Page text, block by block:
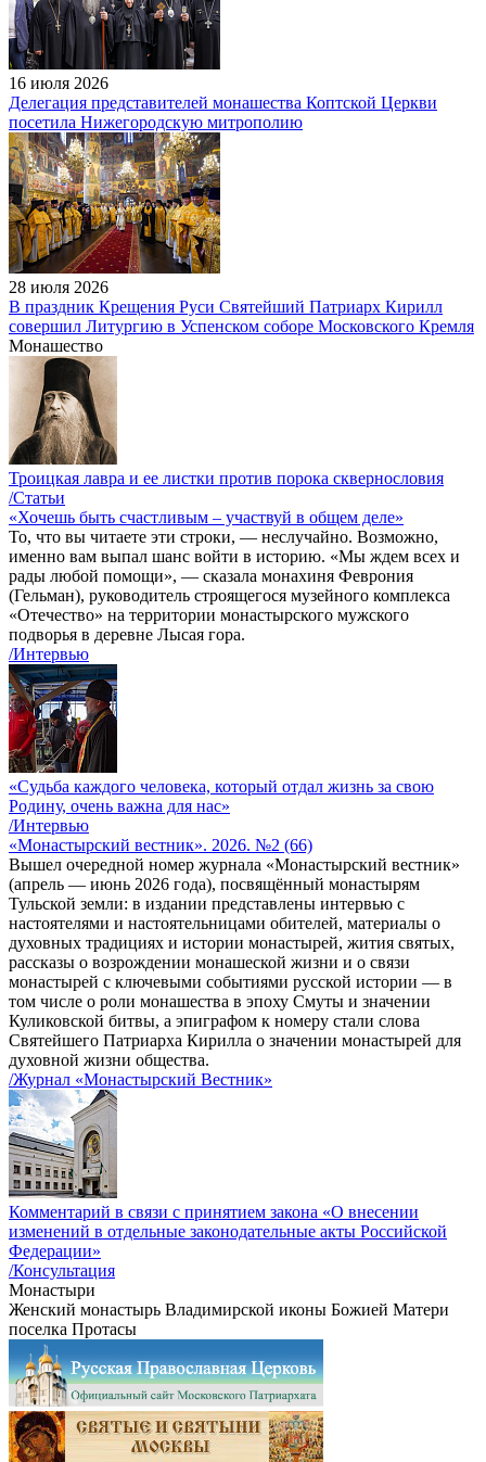
16 июля 2026
Делегация представителей монашества Коптской Церкви
посетила Нижегородскую митрополию
28 июля 2026
В праздник Крещения Руси Святейший Патриарх Кирилл
совершил Литургию в Успенском соборе Московского Кремля
Монашество
Троицкая лавра и ее листки против порока сквернословия
/Статьи
«Хочешь быть счастливым – участвуй в общем деле»
То, что вы читаете эти строки, — неслучайно. Возможно,
именно вам выпал шанс войти в историю. «Мы ждем всех и
рады любой помощи», — сказала монахиня Феврония
(Гельман), руководитель строящегося музейного комплекса
«Отечество» на территории монастырского мужского
подворья в деревне Лысая гора.
/Интервью
«Судьба каждого человека, который отдал жизнь за свою
Родину, очень важна для нас»
/Интервью
«Монастырский вестник». 2026. №2 (66)
Вышел очередной номер журнала «Монастырский вестник»
(апрель — июнь 2026 года), посвящённый монастырям
Тульской земли: в издании представлены интервью с
настоятелями и настоятельницами обителей, материалы о
духовных традициях и истории монастырей, жития святых,
рассказы о возрождении монашеской жизни и о связи
монастырей с ключевыми событиями русской истории — в
том числе о роли монашества в эпоху Смуты и значении
Куликовской битвы, а эпиграфом к номеру стали слова
Святейшего Патриарха Кирилла о значении монастырей для
духовной жизни общества.
/Журнал «Монастырский Вестник»
Комментарий в связи с принятием закона «О внесении
изменений в отдельные законодательные акты Российской
Федерации»
/Консультация
Монастыри
Женский монастырь Владимирской иконы Божией Матери
поселка Протасы